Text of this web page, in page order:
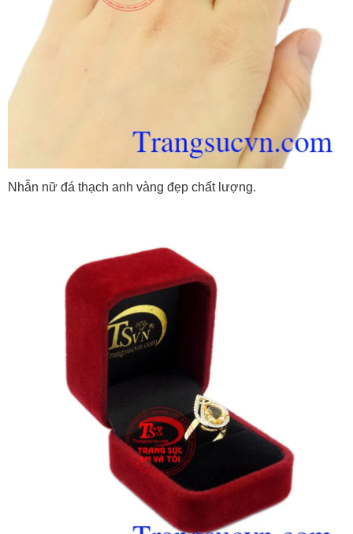
Nhẫn nữ đá thạch anh vàng đẹp chất lượng.